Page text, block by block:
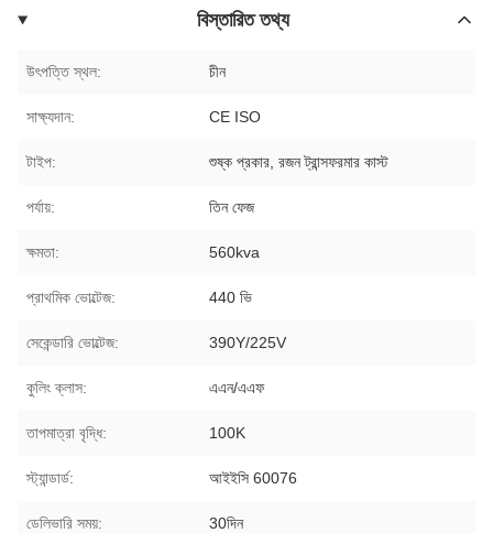
বিস্তারিত তথ্য
উৎপত্তি স্থল: চীন
সাক্ষ্যদান: CE ISO
টাইপ: শুষ্ক প্রকার, রজন ট্রান্সফরমার কাস্ট
পর্যায়: তিন ফেজ
ক্ষমতা: 560kva
প্রাথমিক ভোল্টেজ: 440 ভি
সেকেন্ডারি ভোল্টেজ: 390Y/225V
কুলিং ক্লাস: এএন/এএফ
তাপমাত্রা বৃদ্ধি: 100K
স্ট্যান্ডার্ড: আইইসি 60076
ডেলিভারি সময়: 30দিন